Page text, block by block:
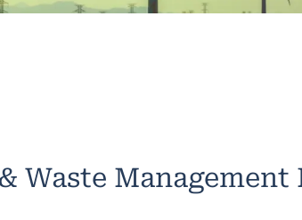
Waste Management